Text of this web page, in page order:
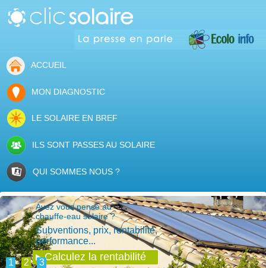
ACCUEIL
MON DIAGNOSTIC
LE SOLAIRE EN BREF
ILS SONT PASSES AU SOLAIRE
QUI SOMMES NOUS ?
Avez vous pensé au
chauffe-eau solaire ?
Subventions, prix, rentabilité,
performance...
Calculez la rentabilité
1 2 3